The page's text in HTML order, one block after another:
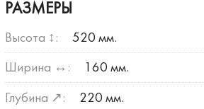
РАЗМЕРЫ
Высота ↕: 520 мм.
Ширина ↔: 160 мм.
Глубина ↗: 220 мм.